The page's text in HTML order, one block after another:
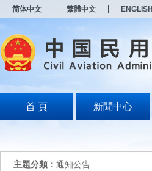
简体中文 繁體中文 ENGLISH
首 頁 新聞中心
主題分類： 通知公告
打
开
无
障
说